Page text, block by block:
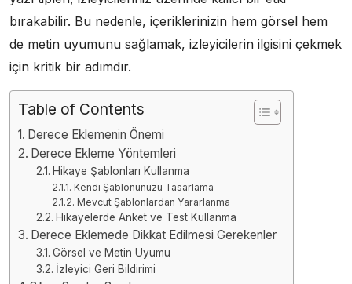
bırakabilir. Bu nedenle, içeriklerinizin hem görsel hem
de metin uyumunu sağlamak, izleyicilerin ilgisini çekmek
için kritik bir adımdır.
Table of Contents
Derece Eklemenin Önemi
Derece Ekleme Yöntemleri
Hikaye Şablonları Kullanma
Kendi Şablonunuzu Tasarlama
Mevcut Şablonlardan Yararlanma
Hikayelerde Anket ve Test Kullanma
Derece Eklemede Dikkat Edilmesi Gerekenler
Görsel ve Metin Uyumu
İzleyici Geri Bildirimi